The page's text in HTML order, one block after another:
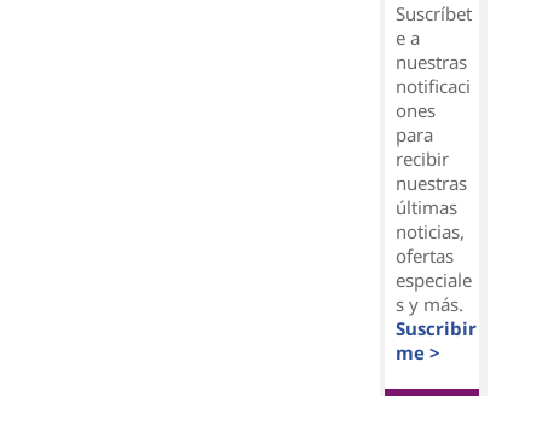
Suscríbet
e a
nuestras
notificaci
ones
para
recibir
nuestras
últimas
noticias,
ofertas
especiale
s y más.
Suscribir
me >